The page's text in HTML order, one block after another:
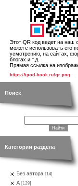
Этот QR код ведет на наш
можете использовать его
усмотрению, на сайтах,
блогах и т.д.
Прямая ссылка на
https://ipod-book.ru/qr.png
Поиск
Категории раздела
Без автора [14]
А [129]